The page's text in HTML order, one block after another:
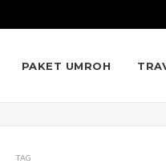
PAKET UMROH
TAG